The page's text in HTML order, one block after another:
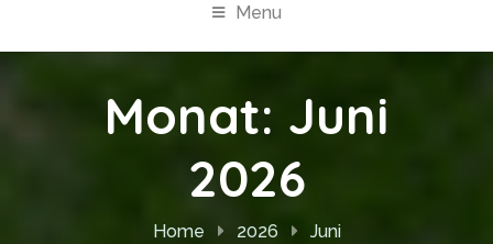
Menu
Monat: Juni
2026
Home 2026 Juni